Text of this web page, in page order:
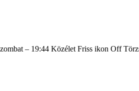
– 19:44 Közélet Friss ikon Off